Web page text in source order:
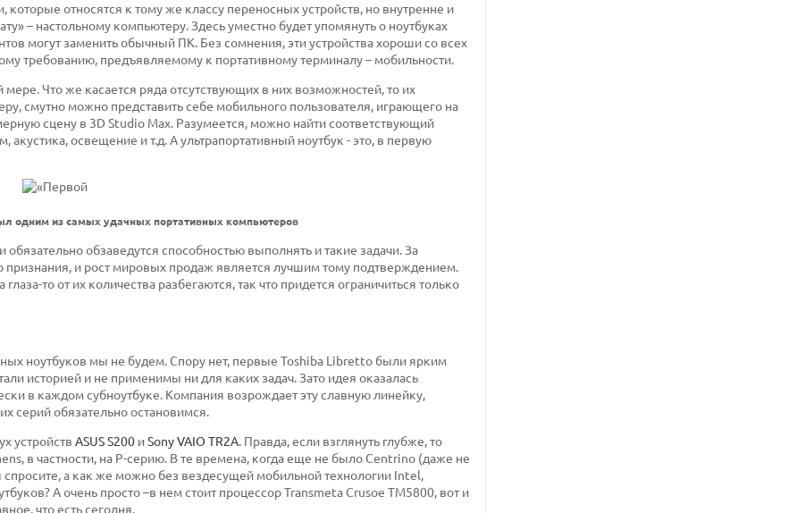
относятся к тому же классу переносных устройств, но внутренне и
– настольному компьютеру. Здесь уместно будет упомянуть о ноутбуках
могут заменить обычный ПК. Без сомнения, эти устройства хороши со всех
требованию, предъявляемому к портативному терминалу – мобильности.
мере. Что же касается ряда отсутствующих в них возможностей, то их
смутно можно представить себе мобильного пользователя, играющего на
сцену в 3D Studio Max. Разумеется, можно найти соответствующий
освещение и т.д. А ультрапортативный ноутбук - это, в первую
одним из самых удачных портативных компьютеров
обзаведутся способностью выполнять и такие задачи. За
признания, и рост мировых продаж является лучшим тому подтверждением.
то от их количества разбегаются, так что придется ограничиться только
ноутбуков мы не будем. Спору нет, первые Toshiba Libretto были ярким
историей и не применимы ни для каких задач. Зато идея оказалась
в каждом субноутбуке. Компания возрождает эту славную линейку,
серий обязательно остановимся.
устройств ASUS S200 иSony VAIO TR2A. Правда, если взглянуть глубже, то
в частности, на P-серию. В те времена, когда еще не было Centrino (даже не
а как же можно без вездесущей мобильной технологии Intel,
А очень просто –в нем стоит процессор Transmeta Crusoe TM5800, вот и
что есть сегодня.